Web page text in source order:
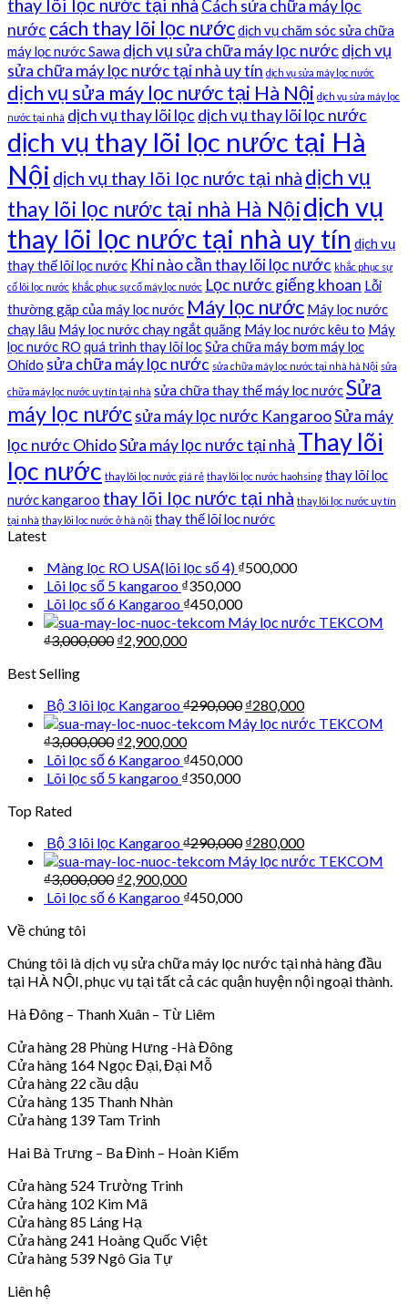
Cách sửa chữa máy lọc
nước cách thay lõi lọc nướcdịch vụ chăm sóc sửa chữa
máy lọc nước Sawa dịch vụ sửa chữa máy lọc nước dịch vụ
sửa chữa máy lọc nước tại nhà uy tín dịch vụ sửa máy lọc nước
dịch vụ sửa máy lọc nước tại Hà Nội dịch vụ sửa máy lọc
nước tại nhà dịch vụ thay lõi lọc dịch vụ thay lõi lọc nước
dịch vụ thay lõi lọc nước tại Hà
Nội dịch vụ thay lõi lọc nước tại nhà dịch vụ
thay lõi lọc nước tại nhà Hà Nộidịch vụ
thay lõi lọc nước tại nhà uy tín dịch vụ
thay thế lõi lọc nước Khi nào cần thay lõi lọc nước khắc phục sự
cố lõi lọc nước khắc phục sự cố máy lọc nước Lọc nước giếng khoan Lỗi
thường gặp của máy lọc nước Máy lọc nước Máy lọc nước
chạy lâu Máy lọc nước chạy ngắt quãng Máy lọc nước kêu to Máy
lọc nước RO quá trình thay lõi lọcSửa chữa máy bơm máy lọc
Ohido sửa chữa máy lọc nước sửa chữa máy lọc nước tại nhà hà Nội sửa
chữa máy lọc nước uy tín tại nhà sửa chữa thay thế máy lọc nướcSửa
máy lọc nướcsửa máy lọc nước KangarooSửa máy
lọc nước OhidoSửa máy lọc nước tại nhà Thay lõi
lọc nước thay lõi lọc nước giá rẻ thay lõi lọc nước haohsing thay lõi lọc
nước kangaroo thay lõi lọc nước tại nhà thay lõi lọc nước uy tín
tại nhà thay lõi lọc nước ở hà nội thay thế lõi lọc nước
Latest
Màng lọc RO USA(lõi lọc số 4) ₫500,000
Lõi lọc số 5 kangaroo ₫350,000
Lõi lọc số 6 Kangaroo ₫450,000
Máy lọc nước TEKCOM
₫3,000,000 ₫2,900,000
Best Selling
Bộ 3 lõi lọc Kangaroo₫290,000 ₫280,000
Máy lọc nước TEKCOM
₫3,000,000 ₫2,900,000
Lõi lọc số 6 Kangaroo ₫450,000
Lõi lọc số 5 kangaroo ₫350,000
Top Rated
Bộ 3 lõi lọc Kangaroo₫290,000 ₫280,000
Máy lọc nước TEKCOM
₫3,000,000 ₫2,900,000
Lõi lọc số 6 Kangaroo ₫450,000
Về chúng tôi
Chúng tôi là dịch vụ sửa chữa máy lọc nước tại nhà hàng đầu
tại HÀ NỘI, phục vụ tại tất cả các quận huyện nội ngoại thành.
Hà Đông – Thanh Xuân – Từ Liêm
Cửa hàng 28 Phùng Hưng -Hà Đông
Cửa hàng 164 Ngọc Đại, Đại Mỗ
Cửa hàng 22 cầu dậu
Cửa hàng 135 Thanh Nhàn
Cửa hàng 139 Tam Trinh
Hai Bà Trưng – Ba Đình – Hoàn Kiếm
Cửa hàng 524 Trường Trinh
Cửa hàng 102 Kim Mã
Cửa hàng 85 Láng Hạ
Cửa hàng 241 Hoàng Quốc Việt
Cửa hàng 539 Ngô Gia Tự
Liên hệ